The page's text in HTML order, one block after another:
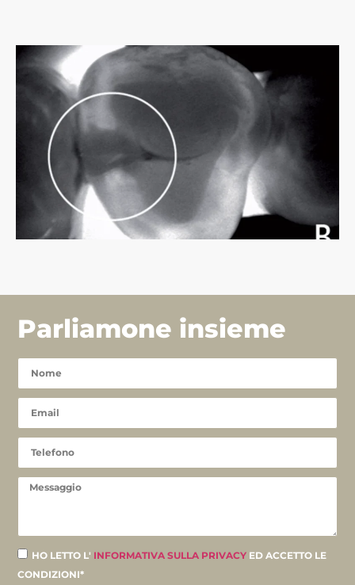
Parliamone insieme
HO LETTO L' INFORMATIVA SULLA PRIVACY ED ACCETTO LE
CONDIZIONI*